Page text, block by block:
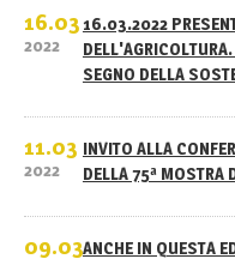
16.03
2022
16.03.2022
SEGNO DELLA
11.03
2022
INVITO ALLA
DELLA 75ª MOSTRA
09.03ANCHE IN QUESTA